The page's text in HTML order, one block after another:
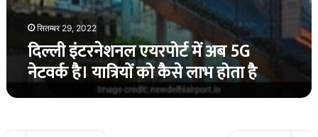
सितम्बर 29, 2022
दिल्ली इंटरनेशनल एयरपोर्ट में अब 5G
नेटवर्क है। यात्रियों को कैसे लाभ होता है